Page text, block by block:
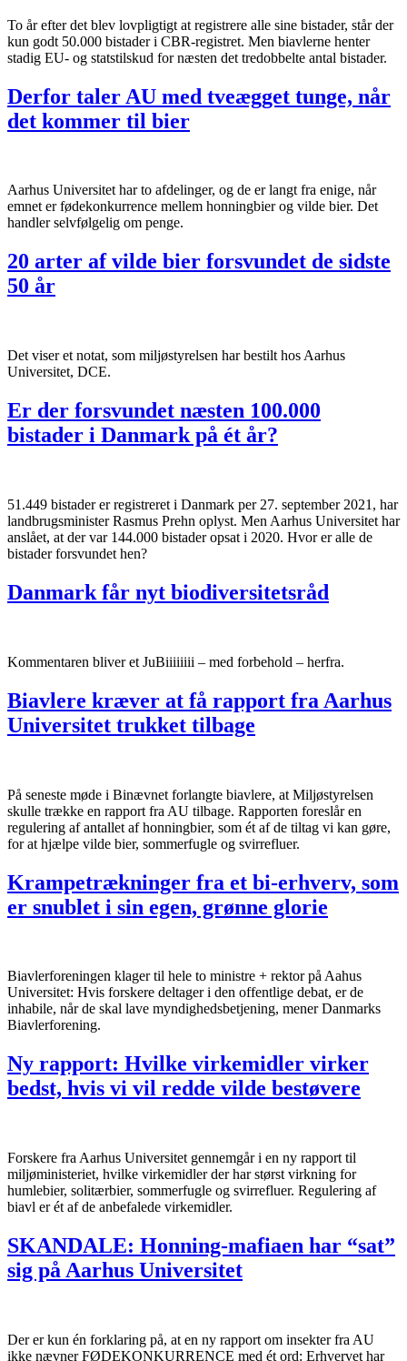
To år efter det blev lovpligtigt at registrere alle sine bistader, står der
kun godt 50.000 bistader i CBR-registret. Men biavlerne henter
stadig EU- og statstilskud for næsten det tredobbelte antal bistader.
Derfor taler AU med tveægget tunge, når
det kommer til bier
Aarhus Universitet har to afdelinger, og de er langt fra enige, når
emnet er fødekonkurrence mellem honningbier og vilde bier. Det
handler selvfølgelig om penge.
20 arter af vilde bier forsvundet de sidste
50 år
Det viser et notat, som miljøstyrelsen har bestilt hos Aarhus
Universitet, DCE.
Er der forsvundet næsten 100.000
bistader i Danmark på ét år?
51.449 bistader er registreret i Danmark per 27. september 2021, har
landbrugsminister Rasmus Prehn oplyst. Men Aarhus Universitet har
anslået, at der var 144.000 bistader opsat i 2020. Hvor er alle de
bistader forsvundet hen?
Danmark får nyt biodiversitetsråd
Kommentaren bliver et JuBiiiiiiii – med forbehold – herfra.
Biavlere kræver at få rapport fra Aarhus
Universitet trukket tilbage
På seneste møde i Binævnet forlangte biavlere, at Miljøstyrelsen
skulle trække en rapport fra AU tilbage. Rapporten foreslår en
regulering af antallet af honningbier, som ét af de tiltag vi kan gøre,
for at hjælpe vilde bier, sommerfugle og svirrefluer.
Krampetrækninger fra et bi-erhverv, som
er snublet i sin egen, grønne glorie
Biavlerforeningen klager til hele to ministre + rektor på Aahus
Universitet: Hvis forskere deltager i den offentlige debat, er de
inhabile, når de skal lave myndighedsbetjening, mener Danmarks
Biavlerforening.
Ny rapport: Hvilke virkemidler virker
bedst, hvis vi vil redde vilde bestøvere
Forskere fra Aarhus Universitet gennemgår i en ny rapport til
miljøministeriet, hvilke virkemidler der har størst virkning for
humlebier, solitærbier, sommerfugle og svirrefluer. Regulering af
biavl er ét af de anbefalede virkemidler.
SKANDALE: Honning-mafiaen har “sat”
sig på Aarhus Universitet
Der er kun én forklaring på, at en ny rapport om insekter fra AU
ikke nævner FØDEKONKURRENCE med ét ord: Erhvervet har